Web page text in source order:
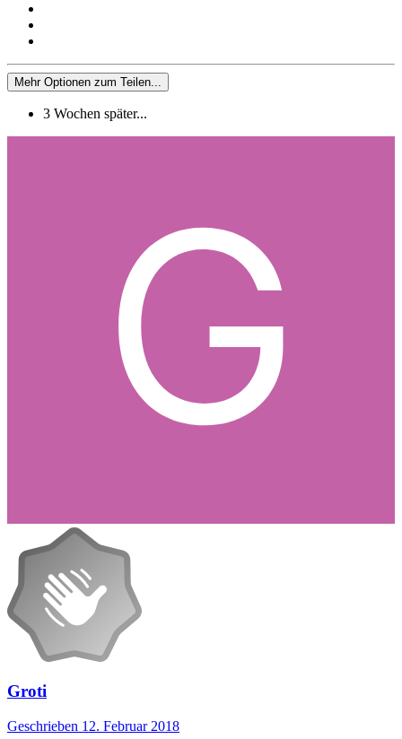
Mehr Optionen zum Teilen...
3 Wochen später...
Groti
Geschrieben 12. Februar 2018